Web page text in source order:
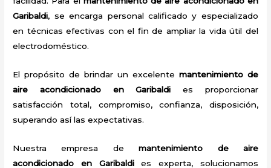
Garibaldi, se encarga personal calificado y especializado
en técnicas efectivas con el fin de ampliar la vida útil del
electrodoméstico.
El propósito de brindar un excelente mantenimiento de
aire acondicionado en Garibaldi es proporcionar
satisfacción total, compromiso, confianza, disposición,
superando así las expectativas.
Nuestra empresa demantenimiento de aire
acondicionado en Garibaldies experta, solucionamos